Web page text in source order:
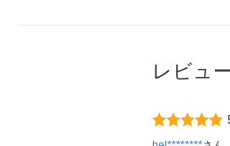
レビュー